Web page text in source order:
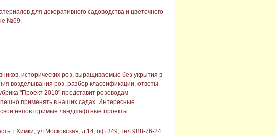
для декоративного садоводства и цветочного
№69.
исторических роз, выращиваемые без укрытия в
возделывания роз, разбор классификации, ответы
"Проект 2010" представит розоводам
применять в наших садах. Интересные
неповторимые ландшафтные проекты.
г.Химки, ул.Московская, д.14, оф.349, тел.988-76-24.